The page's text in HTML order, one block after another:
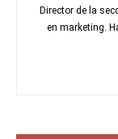
Director de la
en marketing.